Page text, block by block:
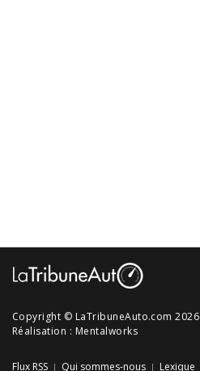
Copyright © LaTribuneAuto.com 2026
Réalisation : Mentalworks
Flux RSS Qui sommes-nous Lexique